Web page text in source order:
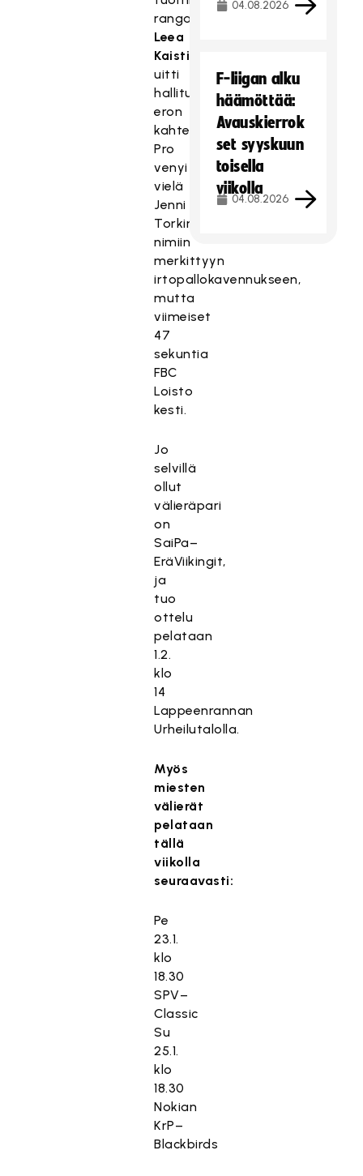
rangaistuslaukauksesta
Leea
Kaisti
uitti
hallitusti
eron
kahteen.
Pro
venyi
vielä
Jenni
Torkin
nimiin
merkittyyn
irtopallokavennukseen,
mutta
viimeiset
47
sekuntia
FBC
Loisto
kesti.
Jo
selvillä
ollut
välieräpari
on
SaiPa–
EräViikingit,
ja
tuo
ottelu
pelataan
1.2.
klo
14
Lappeenrannan
Urheilutalolla.
Myös
miesten
välierät
pelataan
tällä
viikolla
seuraavasti:
Pe
23.1.
klo
18.30
SPV–
Classic
Su
25.1.
klo
18.30
Nokian
KrP–
Blackbirds
04.08.2026
F-liigan alku
häämöttää:
Avauskierrok
set syyskuun
toisella
viikolla
04.08.2026